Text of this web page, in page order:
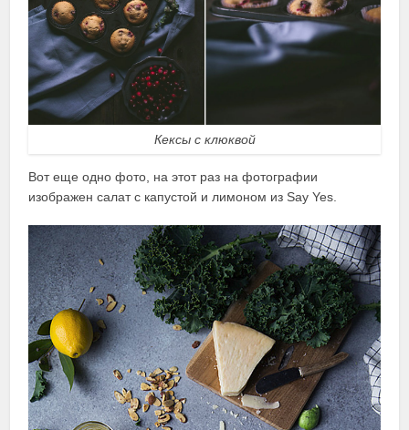
Кексы с клюквой
Вот еще одно фото, на этот раз на фотографии
изображен салат с капустой и лимоном из Say Yes.